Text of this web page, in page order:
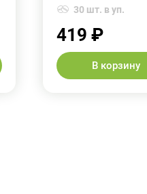
30 шт. в уп.
419 ₽
В корзину